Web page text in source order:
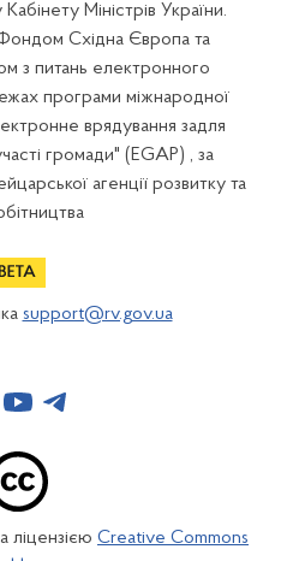
Міністрів України.
Східна Європа та
з питань електронного
програми міжнародної
врядування задля
громади" (EGAP) , за
агенції розвитку та
support@rv.gov.ua
ліцензією Creative Commons